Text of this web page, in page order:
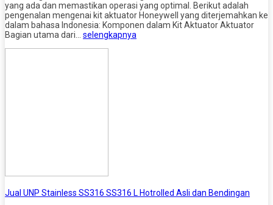
yang ada dan memastikan operasi yang optimal. Berikut adalah
pengenalan mengenai kit aktuator Honeywell yang diterjemahkan ke
dalam bahasa Indonesia: Komponen dalam Kit Aktuator Aktuator
Bagian utama dari… selengkapnya
Jual UNP Stainless SS316 SS316 L Hotrolled Asli dan Bendingan